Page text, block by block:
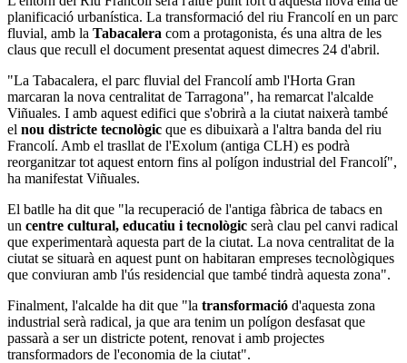
planificació urbanística. La transformació del riu Francolí en un parc
fluvial, amb la Tabacalera com a protagonista, és una altra de les
claus que recull el document presentat aquest dimecres 24 d'abril.
"La Tabacalera, el parc fluvial del Francolí amb l'Horta Gran
marcaran la nova centralitat de Tarragona", ha remarcat l'alcalde
Viñuales. I amb aquest edifici que s'obrirà a la ciutat naixerà també
el nou districte tecnològic que es dibuixarà a l'altra banda del riu
Francolí. Amb el trasllat de l'Exolum (antiga CLH) es podrà
reorganitzar tot aquest entorn fins al polígon industrial del Francolí",
ha manifestat Viñuales.
El batlle ha dit que "la recuperació de l'antiga fàbrica de tabacs en
un centre cultural, educatiu i tecnològic serà clau pel canvi radical
que experimentarà aquesta part de la ciutat. La nova centralitat de la
ciutat se situarà en aquest punt on habitaran empreses tecnològiques
que conviuran amb l'ús residencial que també tindrà aquesta zona".
Finalment, l'alcalde ha dit que "la transformació d'aquesta zona
industrial serà radical, ja que ara tenim un polígon desfasat que
passarà a ser un districte potent, renovat i amb projectes
transformadors de l'economia de la ciutat".